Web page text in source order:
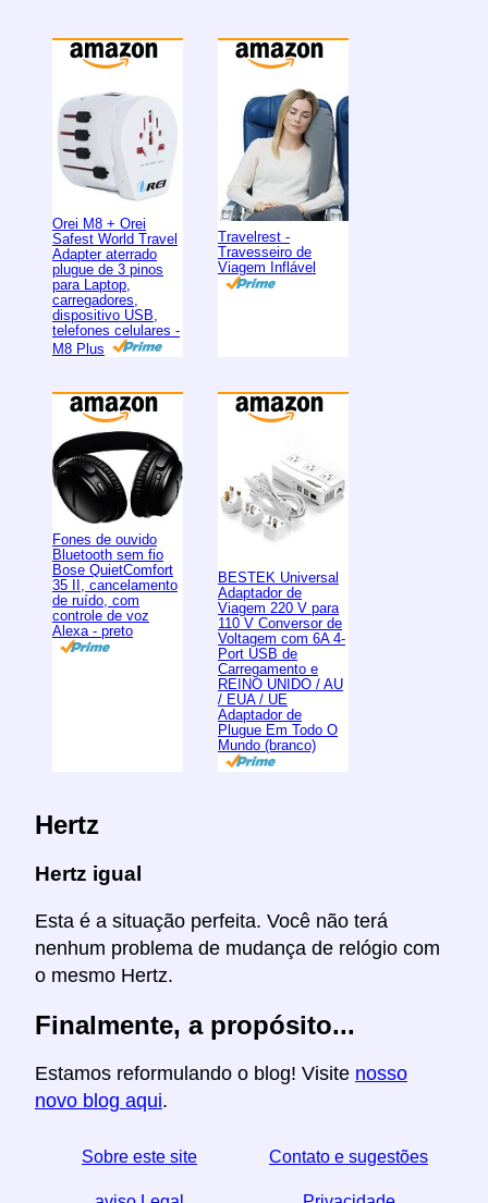
Orei M8 + Orei
Safest World Travel
Adapter aterrado
plugue de 3 pinos
para Laptop,
carregadores,
dispositivo USB,
telefones celulares -
M8 Plus
Travelrest -
Travesseiro de
Viagem Inflável
Fones de ouvido
Bluetooth sem fio
Bose QuietComfort
35 II, cancelamento
de ruído, com
controle de voz
Alexa - preto
BESTEK Universal
Adaptador de
Viagem 220 V para
110 V Conversor de
Voltagem com 6A 4-
Port USB de
Carregamento e
REINO UNIDO / AU
/ EUA / UE
Adaptador de
Plugue Em Todo O
Mundo (branco)
Hertz
Hertz igual
Esta é a situação perfeita. Você não terá
nenhum problema de mudança de relógio com
o mesmo Hertz.
Finalmente, a propósito...
Estamos reformulando o blog! Visite nosso
novo blog aqui.
Sobre este site Contato e sugestões